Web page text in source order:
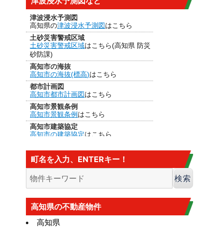
津波浸水予測図
高知県の津波浸水予測図はこちら
土砂災害警戒区域
土砂災害警戒区域はこちら(高知県 防災
砂防課)
高知市の海抜
高知市の海抜(標高)はこちら
都市計画図
高知市都市計画図はこちら
高知市景観条例
高知市景観条例 はこちら
高知市建築協定
高知市の建築協定はこちら
高知市の建法22条区域
はこちら・・・
カヤ葺き、ログハウスはダメ
香南市の海抜
香南市の海抜（標高）
高知市大規模盛土造成地マップ
ら
町名を入力、ENTERキー！
高知県の不動産物件
高知県